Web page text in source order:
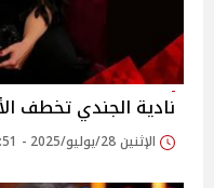
نادية الجندي تخطف
الإثنين 28/يوليو/2025 - 08:51 م